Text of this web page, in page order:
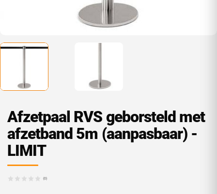
Afzetpaal RVS geborsteld met
afzetband 5m (aanpasbaar) -
LIMIT
(0)